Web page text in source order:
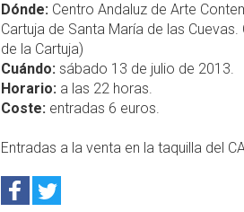
Dónde: Centro Andaluz de Arte
Cartuja de Santa María de las
de la Cartuja)
Cuándo: sábado 13 de julio de 2013.
Horario: a las 22 horas.
Coste: entradas 6 euros.
Entradas a la venta en la taquilla del